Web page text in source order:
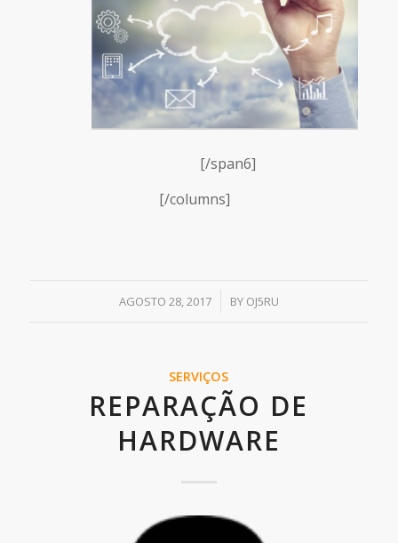
[/span6]
[/columns]
AGOSTO 28, 2017
/ BY OJ5RU
SERVIÇOS
REPARAÇÃO DE
HARDWARE